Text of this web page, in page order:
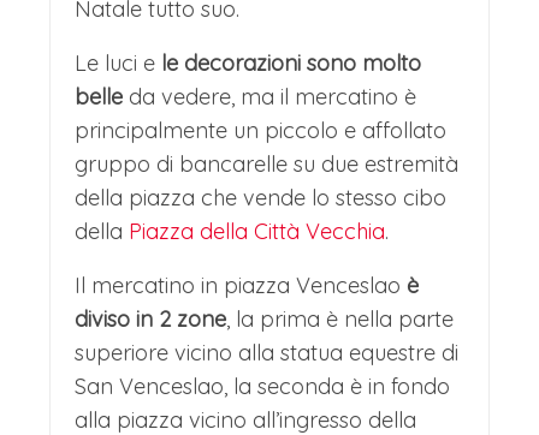
Natale tutto suo.
Le luci e le decorazioni sono molto
belle da vedere, ma il mercatino è
principalmente un piccolo e affollato
gruppo di bancarelle su due estremità
della piazza che vende lo stesso cibo
della Piazza della Città Vecchia.
Il mercatino in piazza Venceslao è
diviso in 2 zone, la prima è nella parte
superiore vicino alla statua equestre di
San Venceslao, la seconda è in fondo
alla piazza vicino all’ingresso della